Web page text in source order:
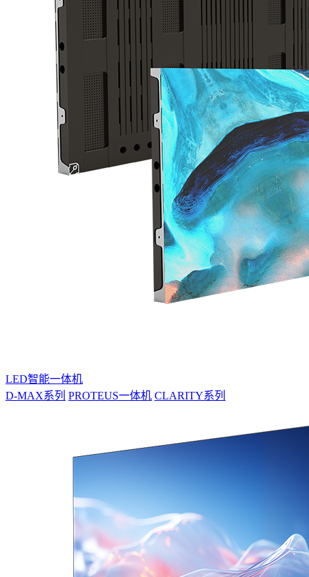
LED智能一体机
D-MAX系列 PROTEUS一体机 CLARITY系列